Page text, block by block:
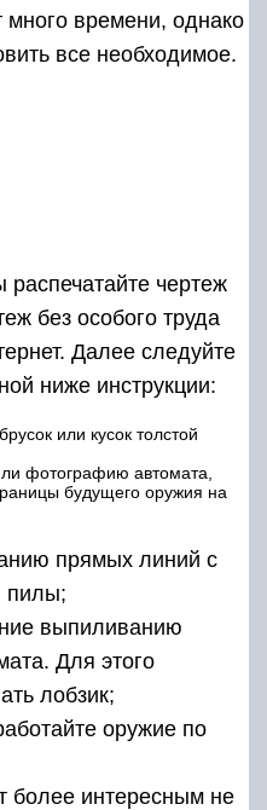
много времени, однако
все необходимое.
чертеж
без особого труда
Далее следуйте
ниже инструкции:
или кусок толстой
фотографию автомата,
будущего оружия на
прямых линий с
пилы;
выпиливанию
Для этого
лобзик;
оружие по
более интересным не